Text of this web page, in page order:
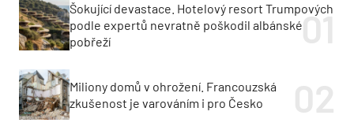
Šokující devastace. Hotelový resort Trumpových
podle expertů nevratně poškodil albánské
pobřeží
Miliony domů v ohrožení. Francouzská
zkušenost je varováním i pro Česko